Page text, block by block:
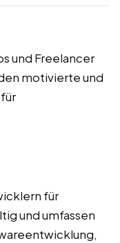
und Freelancer
motivierte und
für
und umfassen